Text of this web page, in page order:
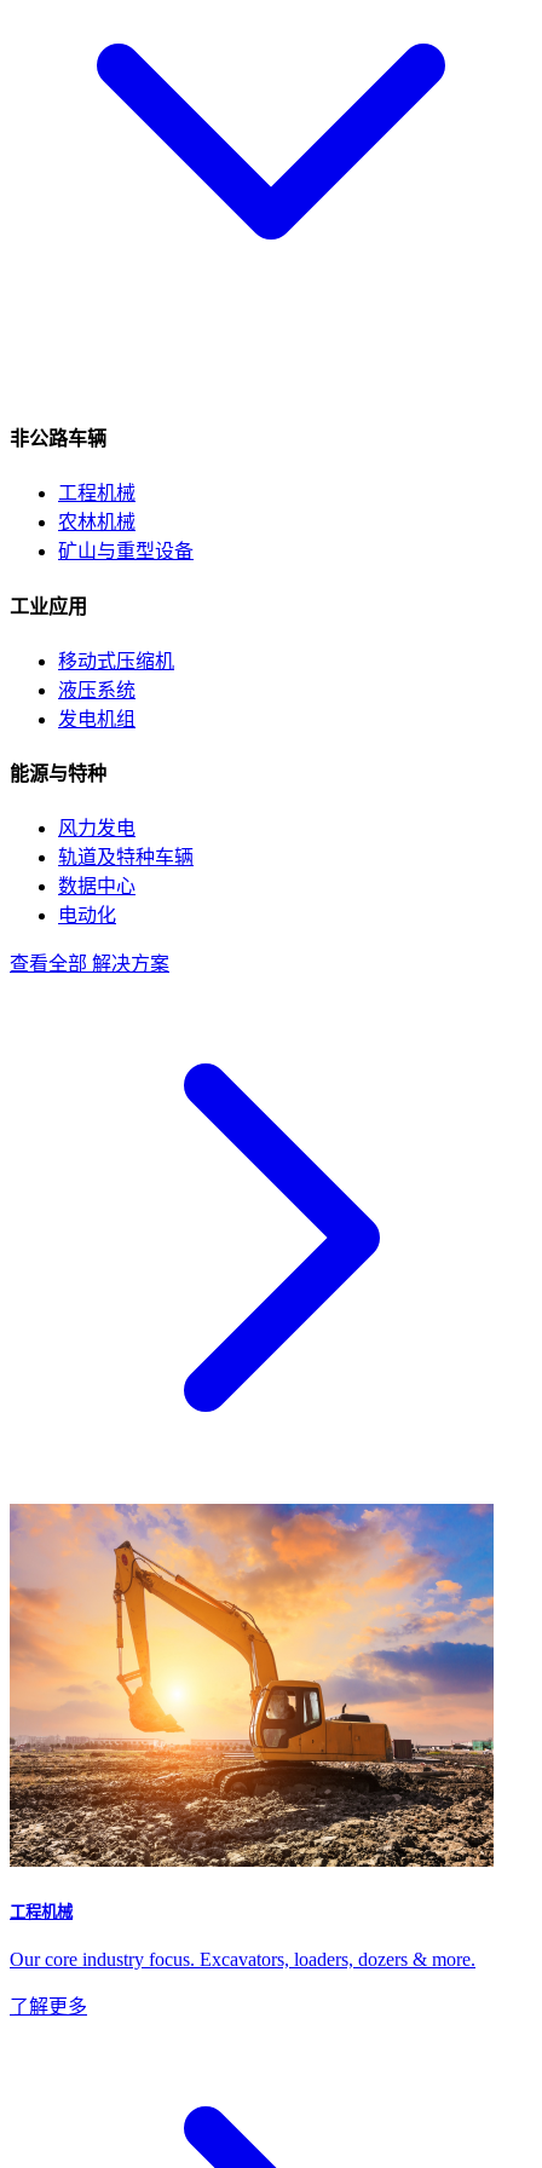
非公路车辆
工程机械
农林机械
矿山与重型设备
工业应用
移动式压缩机
液压系统
发电机组
能源与特种
风力发电
轨道及特种车辆
数据中心
电动化
查看全部 解决方案
工程机械
Our core industry focus. Excavators, loaders, dozers & more.
了解更多